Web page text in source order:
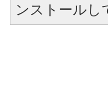
ンストールし